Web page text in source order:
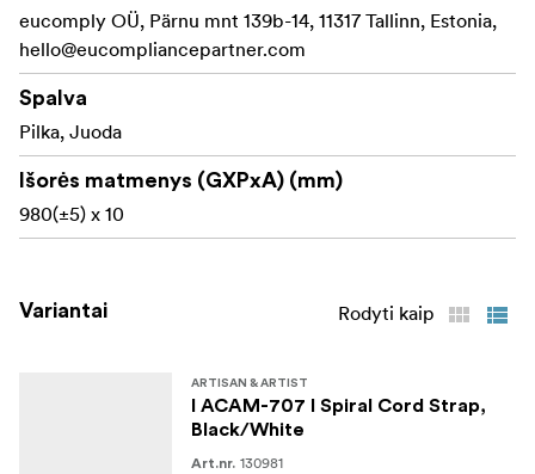
dizaino dirželis su spiraliniu laidu yra ne tik aksesuaras -
tai išskirtinis elementas, leidžiantis fotografams išreikšti
savo stilių ir kartu saugiai bei patogiai laikyti fotoaparato
įrangą.
Pagaminta Japonijoje
eucomply OÜ, Pärnu mnt 139b-14, 11317 Tallinn, Estonia,
hello@eucompliancepartner.com
Spalva
Pilka, Juoda
Išorės matmenys (GXPxA) (mm)
980(±5) x 10
Variantai Rodyti kaip
ARTISAN & ARTIST
I ACAM-707 I Spiral Cord Strap,
Black/White
Art.nr. 130981